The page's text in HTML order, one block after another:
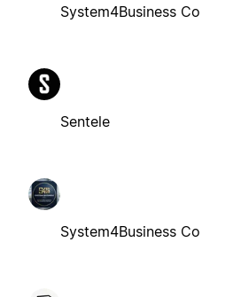
System4Business Co
Sentele
System4Business Co